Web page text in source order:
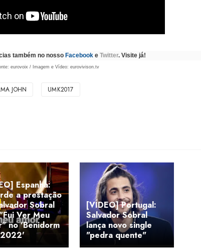
também no nosso Facebooke Twitter. Visite já!
eurovoix / Imagem e Vídeo: eurovivison.tv
JOHN UMK2017
Espanha:
a prestação
Sobral
Ver Meu
no 'Benidorm
[VÍDEO] Portugal:
Salvador Sobral
lança novo single
"pedra quente"